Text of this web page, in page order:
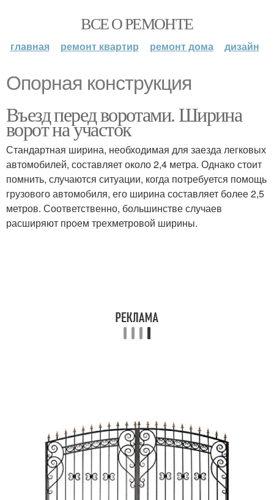
ВСЕ О РЕМОНТЕ
главная ремонт квартир ремонт дома дизайн
Опорная конструкция
Въезд перед воротами. Ширина
ворот на участок
Стандартная ширина, необходимая для заезда легковых
автомобилей, составляет около 2,4 метра. Однако стоит
помнить, случаются ситуации, когда потребуется помощь
грузового автомобиля, его ширина составляет более 2,5
метров. Соответственно, большинстве случаев
расширяют проем трехметровой ширины.